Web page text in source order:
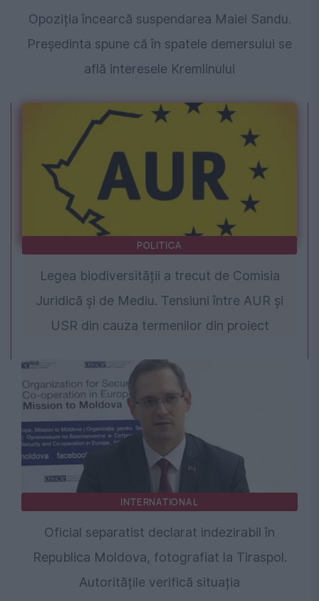
Opoziția încearcă suspendarea Maiei Sandu.
Președinta spune că în spatele demersului se
află interesele Kremlinului
POLITICA
Legea biodiversității a trecut de Comisia
Juridică și de Mediu. Tensiuni între AUR și
USR din cauza termenilor din proiect
INTERNATIONAL
Oficial separatist declarat indezirabil în
Republica Moldova, fotografiat la Tiraspol.
Autoritățile verifică situația